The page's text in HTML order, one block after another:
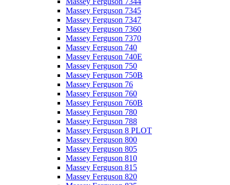
Massey Ferguson 7345
Massey Ferguson 7347
Massey Ferguson 7360
Massey Ferguson 7370
Massey Ferguson 740
Massey Ferguson 740E
Massey Ferguson 750
Massey Ferguson 750B
Massey Ferguson 76
Massey Ferguson 760
Massey Ferguson 760B
Massey Ferguson 780
Massey Ferguson 788
Massey Ferguson 8 PLOT
Massey Ferguson 800
Massey Ferguson 805
Massey Ferguson 810
Massey Ferguson 815
Massey Ferguson 820